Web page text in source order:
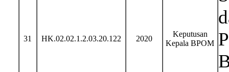
31 HK.02.02.1.2.03.20.122 2020
Keputusan
Kepala BPOM